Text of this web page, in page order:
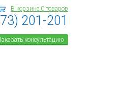
В корзине 0 товаров
201-201
консультацию